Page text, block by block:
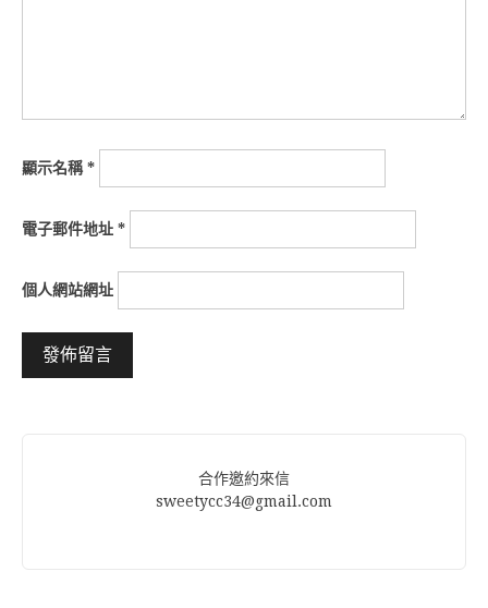
顯示名稱*
電子郵件地址 *
個人網站網址
合作邀約來信
sweetycc34@gmail.com